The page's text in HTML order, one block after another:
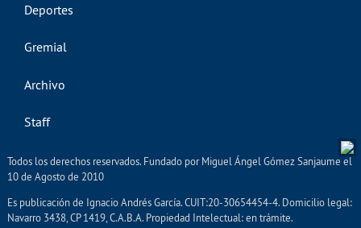
Deportes
Gremial
Archivo
Staff
Todos los derechos reservados. Fundado por Miguel Ángel Gómez Sanjaume el
10 de Agosto de 2010
Es publicación de Ignacio Andrés García. CUIT:20-30654454-4. Domicilio legal:
Navarro 3438, CP 1419, C.A.B.A. Propiedad Intelectual: en trámite.